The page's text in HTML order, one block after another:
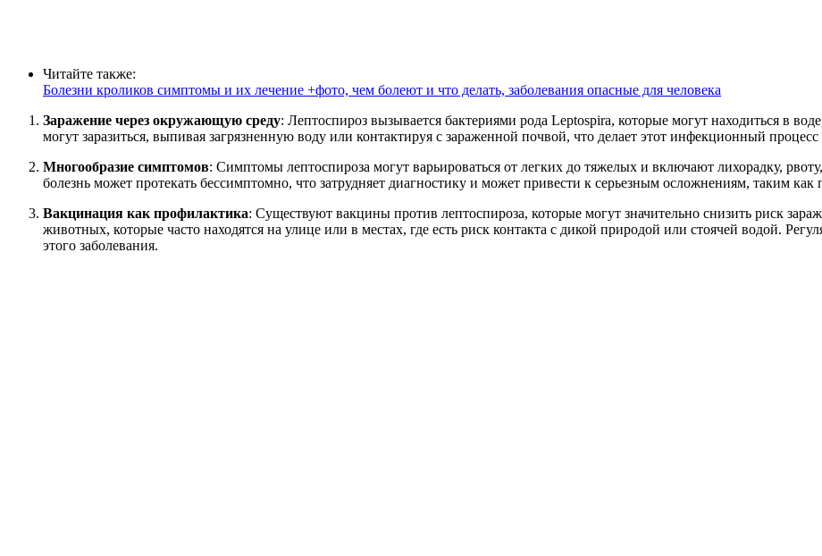
Читайте также:
Болезни кроликов симптомы и их лечение +фото, чем болеют и что делать, заболевания опасные для человека
Заражение через окружающую среду: Лептоспироз вызывается бактериями рода Leptospira, которые могут находиться в
могут заразиться, выпивая загрязненную воду или контактируя с зараженной почвой, что делает этот инфекционный
Многообразие симптомов: Симптомы лептоспироза могут варьироваться от легких до тяжелых и включают лихорадку,
болезнь может протекать бессимптомно, что затрудняет диагностику и может привести к серьезным осложнениям, таким как
Вакцинация как профилактика: Существуют вакцины против лептоспироза, которые могут значительно снизить риск
животных, которые часто находятся на улице или в местах, где есть риск контакта с дикой природой или стоячей водой.
этого заболевания.